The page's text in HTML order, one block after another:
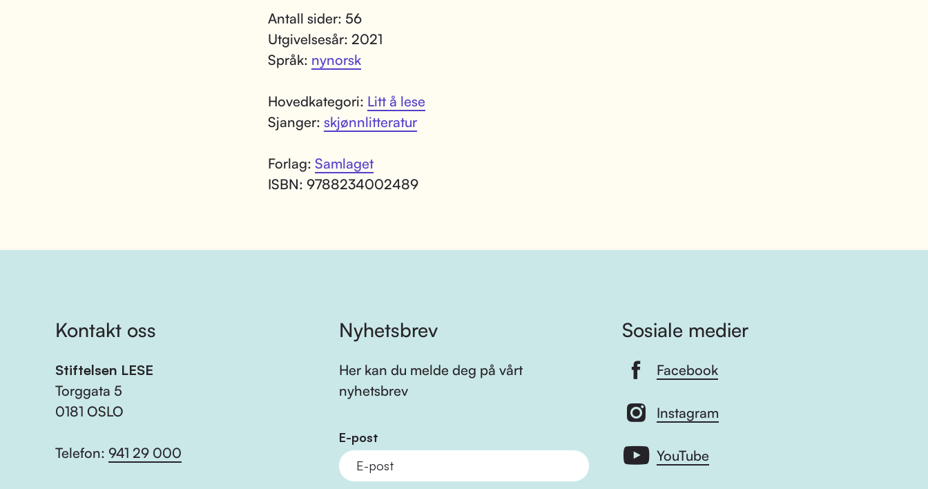
Antall sider: 56
Utgivelsesår: 2021
Språk: nynorsk
Hovedkategori: Litt å lese
Sjanger: skjønnlitteratur
Forlag: Samlaget
ISBN: 9788234002489
Kontakt oss
Stiftelsen LESE
Torggata 5
0181 OSLO
Telefon: 941 29 000
Nyhetsbrev
Her kan du melde deg på vårt
nyhetsbrev
E-post
Sosiale medier
Facebook
Instagram
YouTube